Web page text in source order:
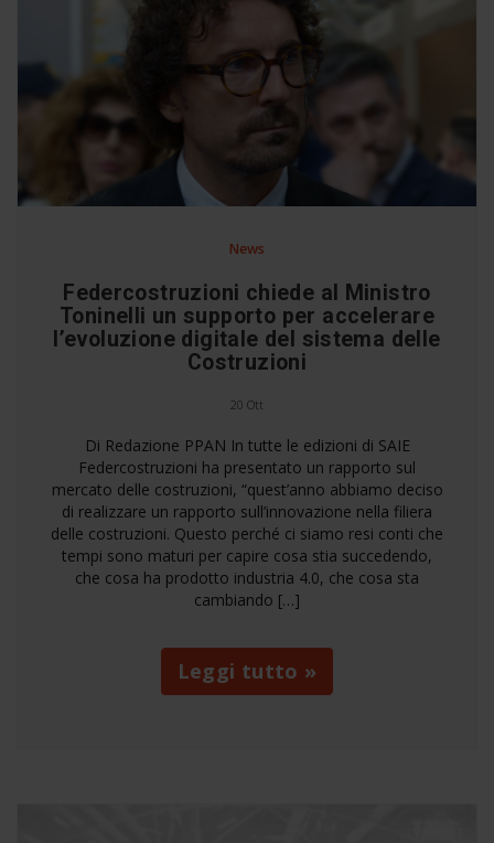
News
Federcostruzioni chiede al Ministro
Toninelli un supporto per accelerare
l’evoluzione digitale del sistema delle
Costruzioni
20 Ott
Di Redazione PPAN In tutte le edizioni di SAIE
Federcostruzioni ha presentato un rapporto sul
mercato delle costruzioni, “quest’anno abbiamo deciso
di realizzare un rapporto sull’innovazione nella filiera
delle costruzioni. Questo perché ci siamo resi conti che
tempi sono maturi per capire cosa stia succedendo,
che cosa ha prodotto industria 4.0, che cosa sta
cambiando […]
Leggi tutto »